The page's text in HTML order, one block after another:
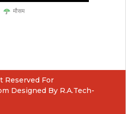
मौसम
Reserved For
Designed By R.A.Tech-